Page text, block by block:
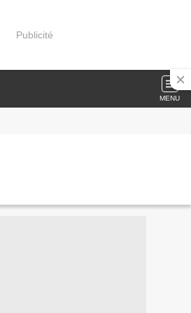
Publicité
MENU